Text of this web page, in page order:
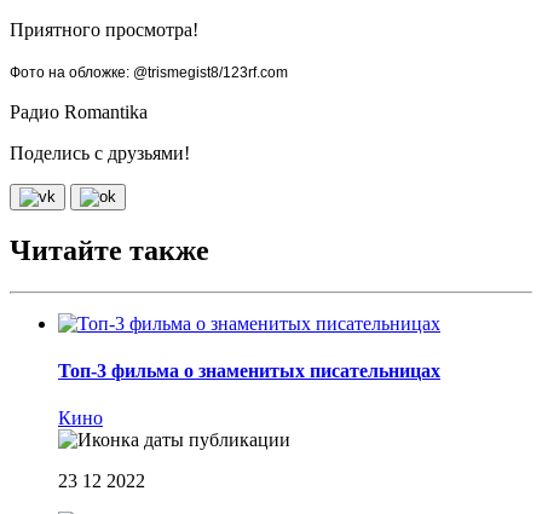
Приятного просмотра!
Фото на обложке: @trismegist8/123rf.com
Радио Romantika
Поделись с друзьями!
Читайте также
Топ-3 фильма о знаменитых писательницах
Кино
23 12 2022